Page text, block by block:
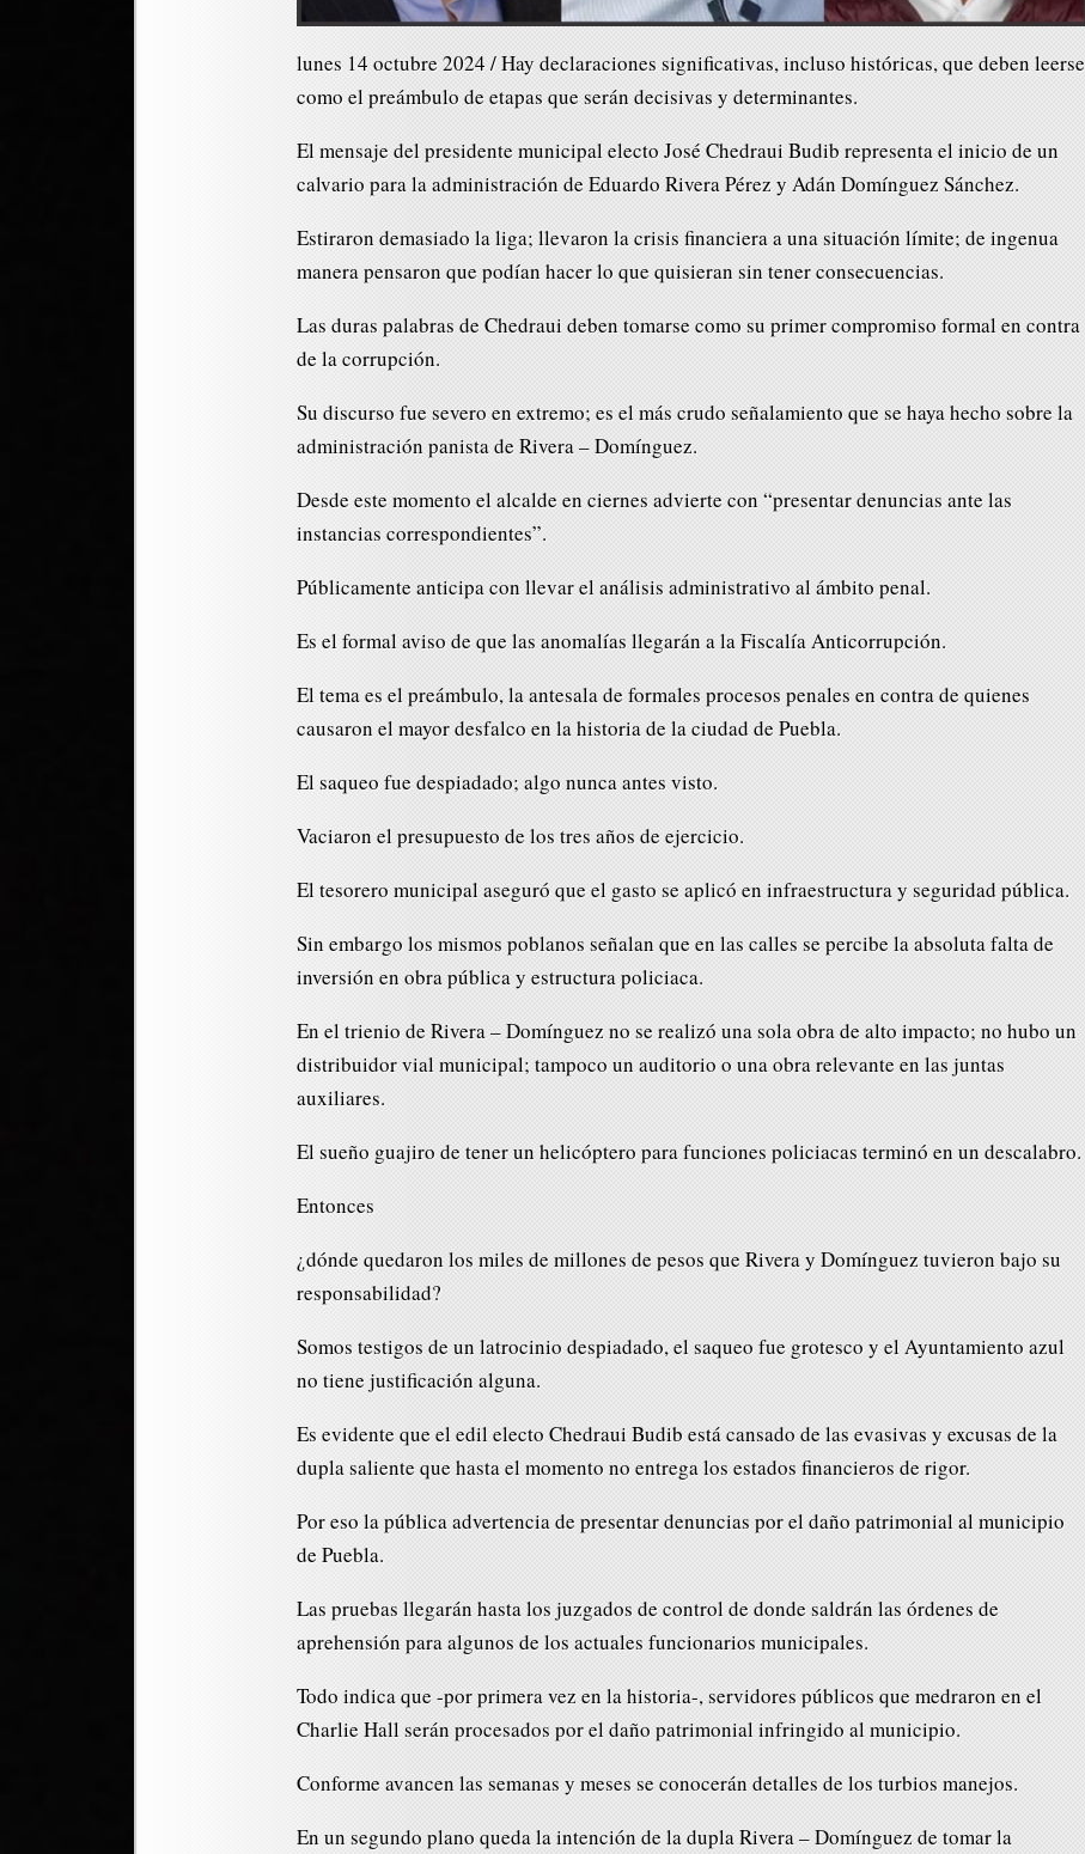
lunes 14 octubre 2024 / Hay declaraciones significativas, incluso históricas, que deben leerse
como el preámbulo de etapas que serán decisivas y determinantes.
El mensaje del presidente municipal electo José Chedraui Budib representa el inicio de un
calvario para la administración de Eduardo Rivera Pérez y Adán Domínguez Sánchez.
Estiraron demasiado la liga; llevaron la crisis financiera a una situación límite; de ingenua
manera pensaron que podían hacer lo que quisieran sin tener consecuencias.
Las duras palabras de Chedraui deben tomarse como su primer compromiso formal en contra
de la corrupción.
Su discurso fue severo en extremo; es el más crudo señalamiento que se haya hecho sobre la
administración panista de Rivera – Domínguez.
Desde este momento el alcalde en ciernes advierte con “presentar denuncias ante las
instancias correspondientes”.
Públicamente anticipa con llevar el análisis administrativo al ámbito penal.
Es el formal aviso de que las anomalías llegarán a la Fiscalía Anticorrupción.
El tema es el preámbulo, la antesala de formales procesos penales en contra de quienes
causaron el mayor desfalco en la historia de la ciudad de Puebla.
El saqueo fue despiadado; algo nunca antes visto.
Vaciaron el presupuesto de los tres años de ejercicio.
El tesorero municipal aseguró que el gasto se aplicó en infraestructura y seguridad pública.
Sin embargo los mismos poblanos señalan que en las calles se percibe la absoluta falta de
inversión en obra pública y estructura policiaca.
En el trienio de Rivera – Domínguez no se realizó una sola obra de alto impacto; no hubo un
distribuidor vial municipal; tampoco un auditorio o una obra relevante en las juntas
auxiliares.
El sueño guajiro de tener un helicóptero para funciones policiacas terminó en un descalabro.
Entonces
¿dónde quedaron los miles de millones de pesos que Rivera y Domínguez tuvieron bajo su
responsabilidad?
Somos testigos de un latrocinio despiadado, el saqueo fue grotesco y el Ayuntamiento azul
no tiene justificación alguna.
Es evidente que el edil electo Chedraui Budib está cansado de las evasivas y excusas de la
dupla saliente que hasta el momento no entrega los estados financieros de rigor.
Por eso la pública advertencia de presentar denuncias por el daño patrimonial al municipio
de Puebla.
Las pruebas llegarán hasta los juzgados de control de donde saldrán las órdenes de
aprehensión para algunos de los actuales funcionarios municipales.
Todo indica que -por primera vez en la historia-, servidores públicos que medraron en el
Charlie Hall serán procesados por el daño patrimonial infringido al municipio.
Conforme avancen las semanas y meses se conocerán detalles de los turbios manejos.
En un segundo plano queda la intención de la dupla Rivera – Domínguez de tomar la